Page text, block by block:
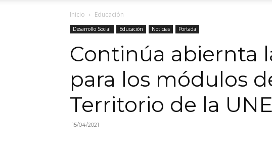
Inicio Educación
Desarrollo Social Educación Noticias Portada
Continúa abiernta
para los módulos
Territorio de la
15/04/2021